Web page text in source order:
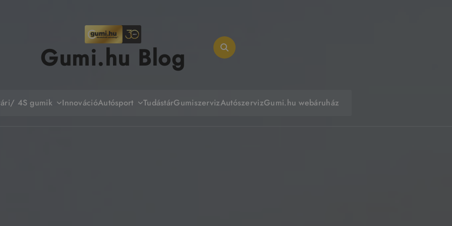
Gumi.hu Blog
4S gumik InnovációAutósport TudástárGumiszervizAutószervizGumi.hu webáruház